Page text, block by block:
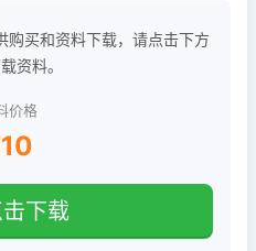
购买和资料下载，请点击下方
资料。
价格
击下载